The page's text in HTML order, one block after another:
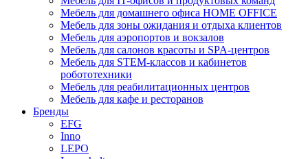
Мебель для домашнего офиса HOME OFFICE
Мебель для зоны ожидания и отдыха клиентов
Мебель для аэропортов и вокзалов
Мебель для салонов красоты и SPA-центров
Мебель для STEM-классов и кабинетов
робототехники
Мебель для реабилитационных центров
Мебель для кафе и ресторанов
Бренды
EFG
Inno
LEPO